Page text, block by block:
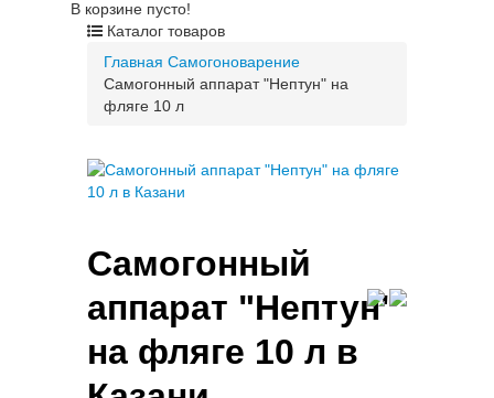
В корзине пусто!
Каталог товаров
Главная Самогоноварение
Самогонный аппарат "Нептун" на
фляге 10 л
Самогонный
аппарат "Нептун"
на фляге 10 л в